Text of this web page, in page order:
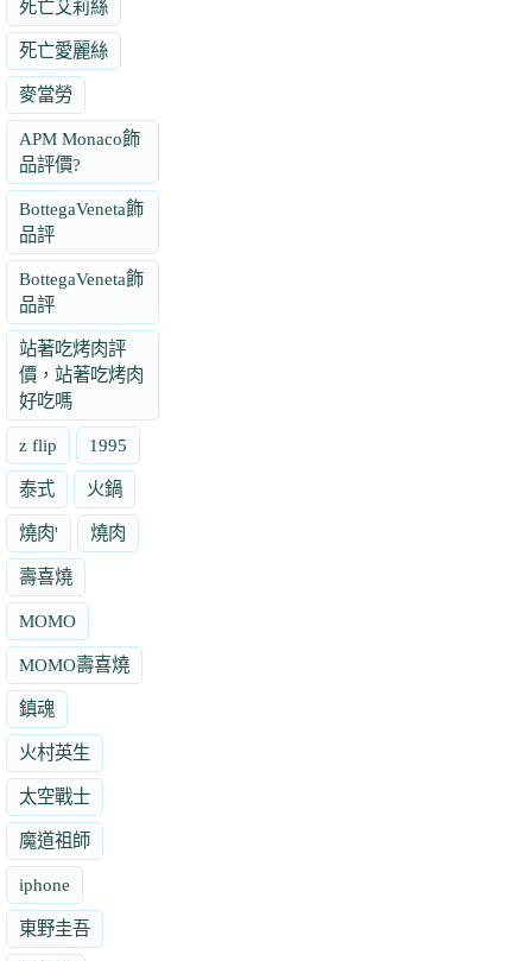
死亡艾莉絲
死亡愛麗絲
麥當勞
APM Monaco飾
品評價?
BottegaVeneta飾
品評
BottegaVeneta飾
品評
站著吃烤肉評
價，站著吃烤肉
好吃嗎
z flip 1995
泰式 火鍋
燒肉' 燒肉
壽喜燒
MOMO
MOMO壽喜燒
鎮魂
火村英生
太空戰士
魔道祖師
iphone
東野圭吾